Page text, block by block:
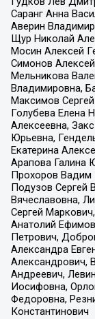
Саранг Анна
Аверин
Щур Николай
Мосин Алексей
Симонов
Мельникова
Владимировна,
Максимов
Голубева Елена
Алексеевна,
Юрьевна,
Екатерина
Арапова Галина
Прохоров Вадим
Подузов Сергей
Вячеславовна,
Сергей
Анатолий
Петрович,
Александра
Александрович,
Андреевич,
Иосифовна,
Федоровна,
Константинович